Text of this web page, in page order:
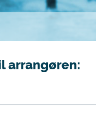
arrangøren: